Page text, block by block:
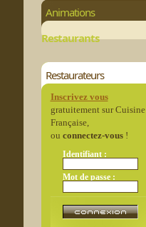
Animations
Restaurants
Restaurateurs
Inscrivez vous
gratuitement sur Cuisine
Française,
ou connectez-vous!
Identifiant :
Mot de passe :